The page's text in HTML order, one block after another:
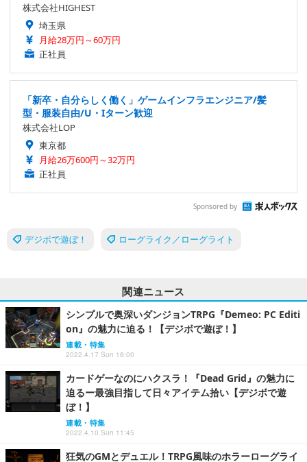
株式会社HIGHEST
埼玉県
月給28万円～60万円
正社員
「新卒・自分らしく働く」ゲームインフラエンジニア/髪
型・服装自由/U・Iターン歓迎
株式会社LOP
東京都
月給26万600円～32万円
正社員
Sponsored by
デジボで遊ぼ！ ローグライク／ローグライト
関連ニュース
シンプルで奥深いダンジョンTRPG『Demeo: PC Editi
on』の魅力に迫る！【デジボで遊ぼ！】
連載・特集
2022.4.17 Sun 18:00
カードゲーなのにハクスラ！『Dead Grid』の魅力に
迫るー最強目指して日々アイテム拾い【デジボで遊
ぼ！】
連載・特集
2022.4.10 Sun 11:45
狂気のGMとデュエル！TRPG風味のホラーローグライ